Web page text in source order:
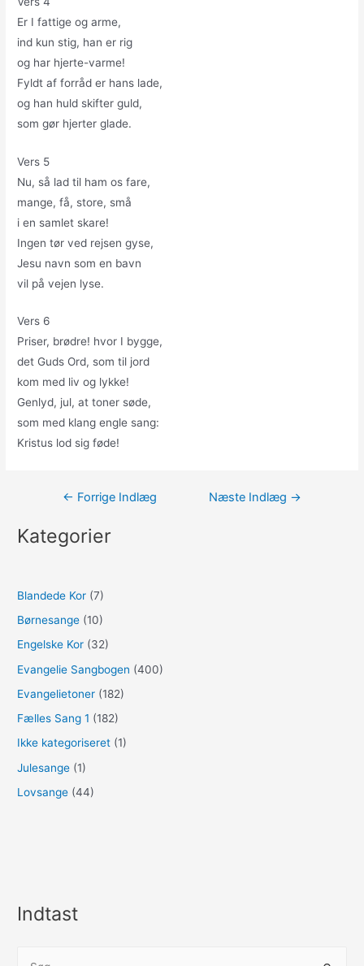
Er I fattige og arme,
ind kun stig, han er rig
og har hjerte-varme!
Fyldt af forråd er hans lade,
og han huld skifter guld,
som gør hjerter glade.
Vers 5
Nu, så lad til ham os fare,
mange, få, store, små
i en samlet skare!
Ingen tør ved rejsen gyse,
Jesu navn som en bavn
vil på vejen lyse.
Vers 6
Priser, brødre! hvor I bygge,
det Guds Ord, som til jord
kom med liv og lykke!
Genlyd, jul, at toner søde,
som med klang engle sang:
Kristus lod sig føde!
Indlægsnavigation
← Forrige Indlæg Næste Indlæg →
Kategorier
Blandede Kor (7)
Børnesange (10)
Engelske Kor (32)
Evangelie Sangbogen (400)
Evangelietoner (182)
Fælles Sang 1 (182)
Ikke kategoriseret (1)
Julesange (1)
Lovsange (44)
Indtast